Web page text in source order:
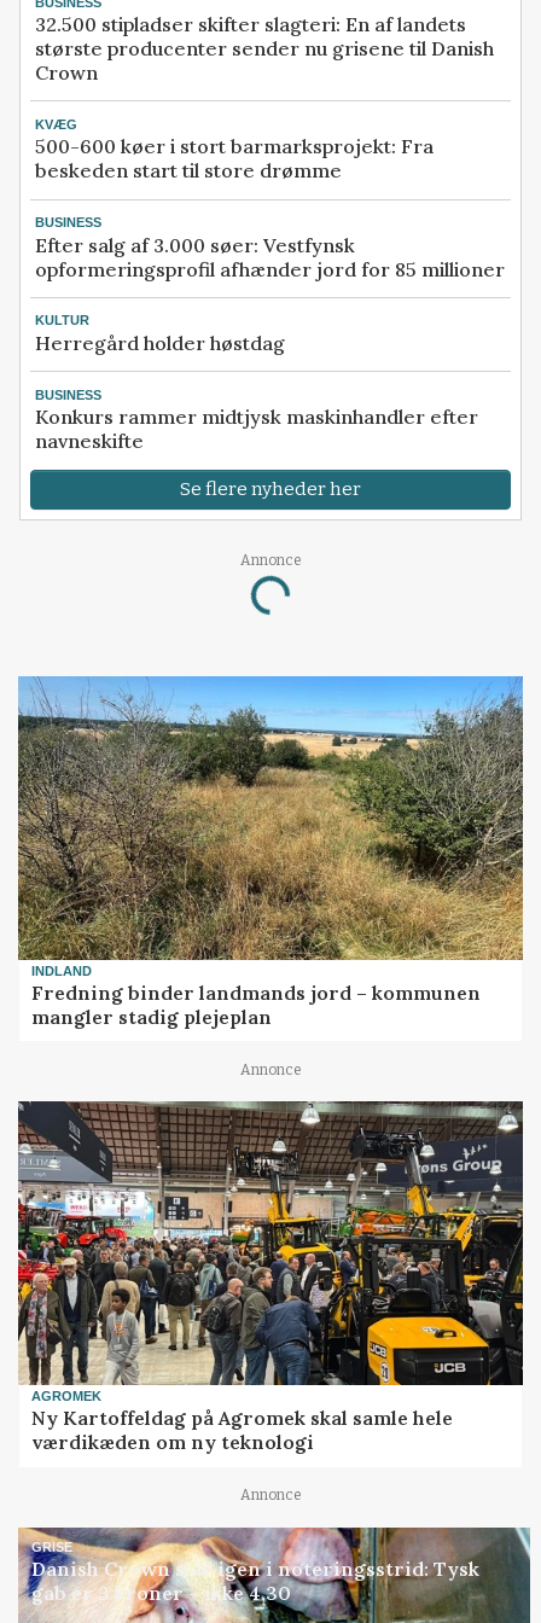
32.500 stipladser skifter slagteri: En af landets
største producenter sender nu grisene til Danish
Crown
KVÆG
500-600 køer i stort barmarksprojekt: Fra
beskeden start til store drømme
BUSINESS
Efter salg af 3.000 søer: Vestfynsk
opformeringsprofil afhænder jord for 85 millioner
KULTUR
Herregård holder høstdag
BUSINESS
Konkurs rammer midtjysk maskinhandler efter
navneskifte
Se flere nyheder her
Annonce
Loading...
INDLAND
Fredning binder landmands jord – kommunen
mangler stadig plejeplan
Annonce
AGROMEK
Ny Kartoffeldag på Agromek skal samle hele
værdikæden om ny teknologi
Annonce
GRISE
Danish Crown slår igen i noteringsstrid: Tysk
gab er 3 kroner – ikke 4,30